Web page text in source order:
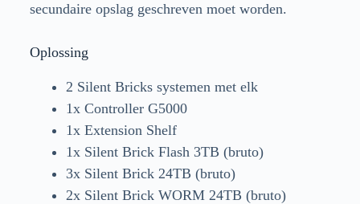
secundaire opslag geschreven moet worden.
Oplossing
2 Silent Bricks systemen met elk
1x Controller G5000
1x Extension Shelf
1x Silent Brick Flash 3TB (bruto)
3x Silent Brick 24TB (bruto)
2x Silent Brick WORM 24TB (bruto)